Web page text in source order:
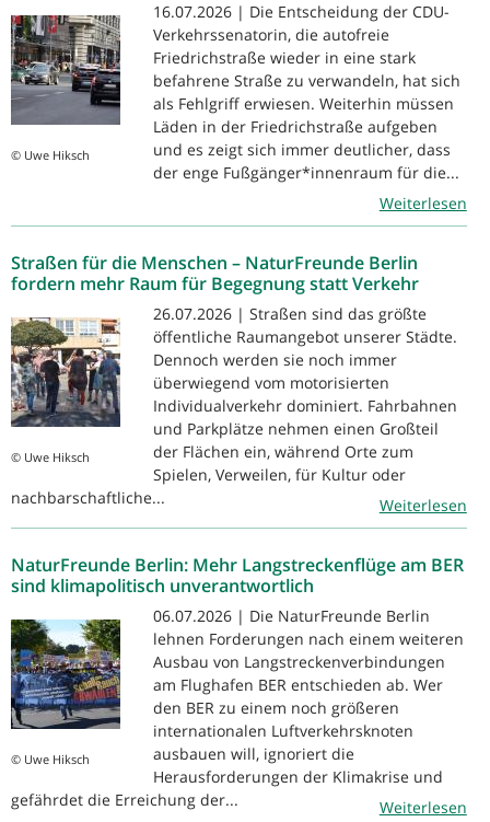
© Uwe Hiksch
16.07.2026 | Die Entscheidung der CDU-
Verkehrssenatorin, die autofreie
Friedrichstraße wieder in eine stark
befahrene Straße zu verwandeln, hat sich
als Fehlgriff erwiesen. Weiterhin müssen
Läden in der Friedrichstraße aufgeben
und es zeigt sich immer deutlicher, dass
der enge Fußgänger*innenraum für die...
Weiterlesen
Straßen für die Menschen – NaturFreunde Berlin
fordern mehr Raum für Begegnung statt Verkehr
© Uwe Hiksch
26.07.2026 | Straßen sind das größte
öffentliche Raumangebot unserer Städte.
Dennoch werden sie noch immer
überwiegend vom motorisierten
Individualverkehr dominiert. Fahrbahnen
und Parkplätze nehmen einen Großteil
der Flächen ein, während Orte zum
Spielen, Verweilen, für Kultur oder
nachbarschaftliche...
Weiterlesen
NaturFreunde Berlin: Mehr Langstreckenflüge am BER
sind klimapolitisch unverantwortlich
© Uwe Hiksch
06.07.2026 | Die NaturFreunde Berlin
lehnen Forderungen nach einem weiteren
Ausbau von Langstreckenverbindungen
am Flughafen BER entschieden ab. Wer
den BER zu einem noch größeren
internationalen Luftverkehrsknoten
ausbauen will, ignoriert die
Herausforderungen der Klimakrise und
gefährdet die Erreichung der...
Weiterlesen